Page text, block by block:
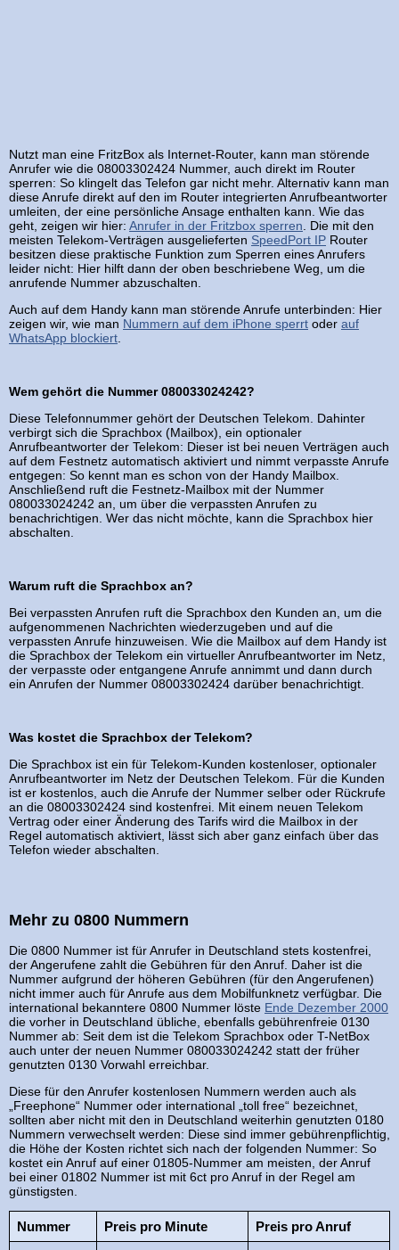
Nutzt man eine FritzBox als Internet-Router, kann man störende
Anrufer wie die 08003302424 Nummer, auch direkt im Router
sperren: So klingelt das Telefon gar nicht mehr. Alternativ kann man
diese Anrufe direkt auf den im Router integrierten Anrufbeantworter
umleiten, der eine persönliche Ansage enthalten kann. Wie das
geht, zeigen wir hier: Anrufer in der Fritzbox sperren . Die mit den
meisten Telekom-Verträgen ausgelieferten SpeedPort IP Router
besitzen diese praktische Funktion zum Sperren eines Anrufers
leider nicht: Hier hilft dann der oben beschriebene Weg, um die
anrufende Nummer abzuschalten.
Auch auf dem Handy kann man störende Anrufe unterbinden: Hier
zeigen wir, wie man Nummern auf dem iPhone sperrt oder auf
WhatsApp blockiert
Wem gehört die Nummer 080033024242?
Diese Telefonnummer gehört der Deutschen Telekom. Dahinter
verbirgt sich die Sprachbox (Mailbox), ein optionaler
Anrufbeantworter der Telekom: Dieser ist bei neuen Verträgen auch
auf dem Festnetz automatisch aktiviert und nimmt verpasste Anrufe
entgegen: So kennt man es schon von der Handy Mailbox.
Anschließend ruft die Festnetz-Mailbox mit der Nummer
080033024242 an, um über die verpassten Anrufen zu
benachrichtigen. Wer das nicht möchte, kann die Sprachbox hier
abschalten.
Warum ruft die Sprachbox an?
Bei verpassten Anrufen ruft die Sprachbox den Kunden an, um die
aufgenommenen Nachrichten wiederzugeben und auf die
verpassten Anrufe hinzuweisen. Wie die Mailbox auf dem Handy ist
die Sprachbox der Telekom ein virtueller Anrufbeantworter im Netz,
der verpasste oder entgangene Anrufe annimmt und dann durch
ein Anrufen der Nummer 08003302424 darüber benachrichtigt.
Was kostet die Sprachbox der Telekom?
Die Sprachbox ist ein für Telekom-Kunden kostenloser, optionaler
Anrufbeantworter im Netz der Deutschen Telekom. Für die Kunden
ist er kostenlos, auch die Anrufe der Nummer selber oder Rückrufe
an die 08003302424 sind kostenfrei. Mit einem neuen Telekom
Vertrag oder einer Änderung des Tarifs wird die Mailbox in der
Regel automatisch aktiviert, lässt sich aber ganz einfach über das
Telefon wieder abschalten.
Mehr zu 0800 Nummern
Die 0800 Nummer ist für Anrufer in Deutschland stets kostenfrei,
der Angerufene zahlt die Gebühren für den Anruf. Daher ist die
Nummer aufgrund der höheren Gebühren (für den Angerufenen)
nicht immer auch für Anrufe aus dem Mobilfunknetz verfügbar. Die
international bekanntere 0800 Nummer löste Ende Dezember 2000
die vorher in Deutschland übliche, ebenfalls gebührenfreie 0130
Nummer ab: Seit dem ist die Telekom Sprachbox oder T-NetBox
auch unter der neuen Nummer 080033024242 statt der früher
genutzten 0130 Vorwahl erreichbar.
Diese für den Anrufer kostenlosen Nummern werden auch als
„Freephone“ Nummer oder international „toll free“ bezeichnet,
sollten aber nicht mit den in Deutschland weiterhin genutzten 0180
Nummern verwechselt werden: Diese sind immer gebührenpflichtig,
die Höhe der Kosten richtet sich nach der folgenden Nummer: So
kostet ein Anruf auf einer 01805-Nummer am meisten, der Anruf
bei einer 01802 Nummer ist mit 6ct pro Anruf in der Regel am
günstigsten.
Nummer Preis pro Minute
Preis pro Anruf